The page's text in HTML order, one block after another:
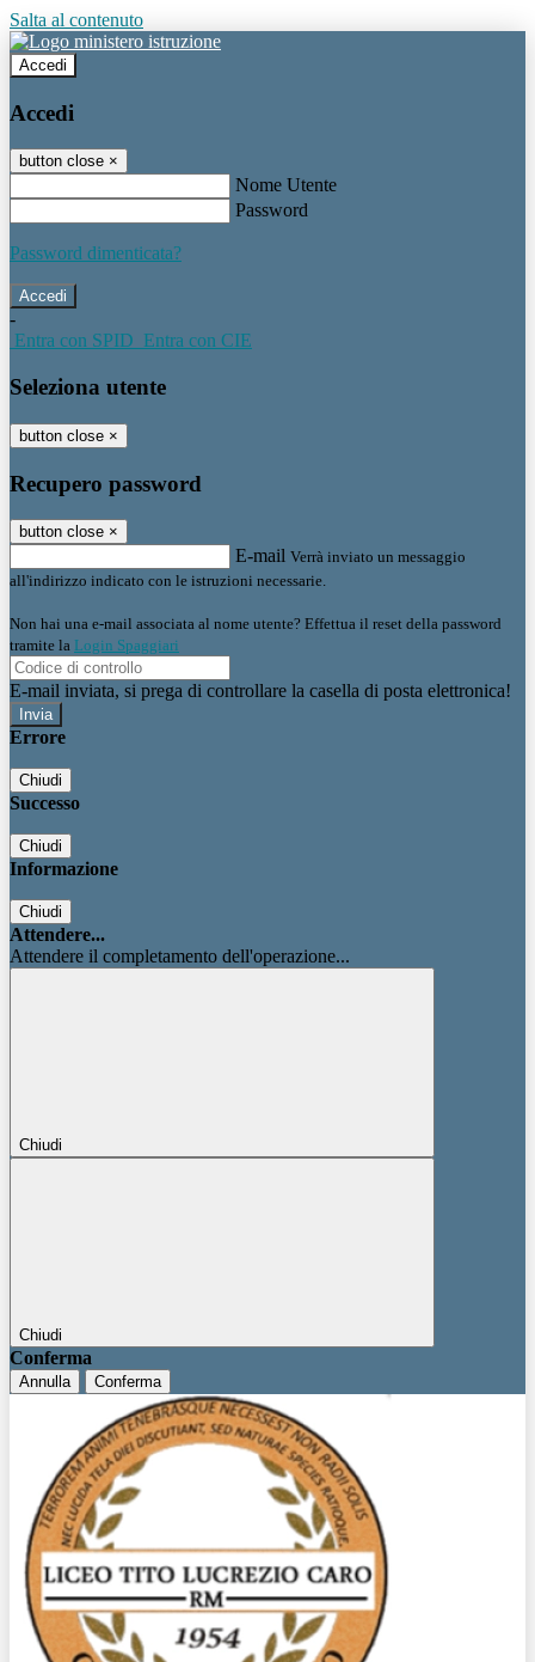
Salta al contenuto
Accedi
Accedi
button close ×
Nome Utente
Password
Password dimenticata?
-
Entra con SPID Entra con CIE
Seleziona utente
button close ×
Recupero password
button close ×
E-mail Verrà inviato un messaggio
all'indirizzo indicato con le istruzioni necessarie.
Non hai una e-mail associata al nome utente? Effettua il reset della password
tramite la Login Spaggiari
E-mail inviata, si prega di controllare la casella di posta elettronica!
Errore
Chiudi
Successo
Chiudi
Informazione
Chiudi
Attendere...
Attendere il completamento dell'operazione...
Chiudi
Chiudi
Conferma
Annulla Conferma